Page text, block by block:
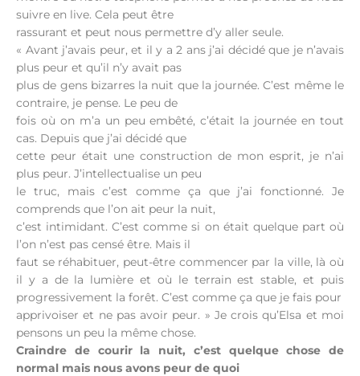
suivre en live. Cela peut être
rassurant et peut nous permettre d’y aller seule.
« Avant j’avais peur, et il y a 2 ans j’ai décidé que je n’avais
plus peur et qu’il n’y avait pas
plus de gens bizarres la nuit que la journée. C’est même le
contraire, je pense. Le peu de
fois où on m’a un peu embêté, c’était la journée en tout
cas. Depuis que j’ai décidé que
cette peur était une construction de mon esprit, je n’ai
plus peur. J’intellectualise un peu
le truc, mais c’est comme ça que j’ai fonctionné. Je
comprends que l’on ait peur la nuit,
c’est intimidant. C’est comme si on était quelque part où
l’on n’est pas censé être. Mais il
faut se réhabituer, peut-être commencer par la ville, là où
il y a de la lumière et où le terrain est stable, et puis
progressivement la forêt. C’est comme ça que je fais pour
apprivoiser et ne pas avoir peur. » Je crois qu’Elsa et moi
pensons un peu la même chose.
Craindre de courir la nuit, c’est quelque chose de
normal mais nous avons peur de quoi